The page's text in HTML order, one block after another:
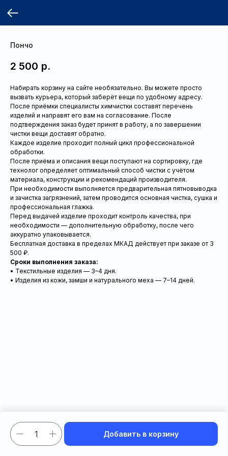
Пончо
2 500 р.
Добавить в корзину
Набирать корзину на сайте необязательно. Вы можете просто
вызвать курьера, который заберёт вещи по удобному адресу.
После приёмки специалисты химчистки составят перечень
изделий и направят его вам на согласование. После
подтверждения заказ будет принят в работу, а по завершении
чистки вещи доставят обратно.
Каждое изделие проходит полный цикл профессиональной
обработки.
После приёма и описания вещи поступают на сортировку, где
технолог определяет оптимальный способ чистки с учётом
материала, конструкции и рекомендаций производителя.
При необходимости выполняется предварительная пятновыводка
и зачистка загрязнений, затем проводится основная чистка, сушка и
профессиональная глажка.
Перед выдачей изделие проходит контроль качества, при
необходимости — дополнительную обработку, после чего
аккуратно упаковывается.
Бесплатная доставка в пределах МКАД действует при заказе от 3
500 ₽.
Сроки выполнения заказа:
• Текстильные изделия — 3–4 дня.
• Изделия из кожи, замши и натурального меха — 7–14 дней.